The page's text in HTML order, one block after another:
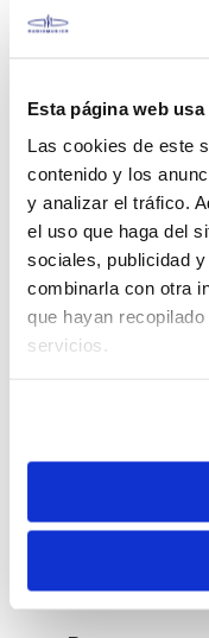
Esta página web
Las cookies de este
contenido y los
y analizar el tráfico.
el uso que haga del
sociales, publicidad
combinarla con otra
que hayan
servicios.
redondeado.
pF/m, asegura
Durabilidad
soportar el
Sonido
tonalidad rica